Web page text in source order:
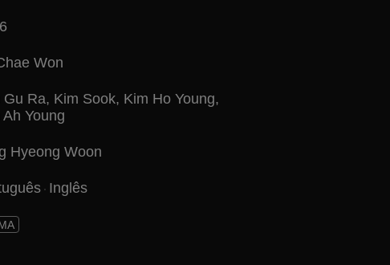
Won
Gu Ra, Kim Sook, Kim Ho Young,
Ah Young
Hyeong Woon
Inglês